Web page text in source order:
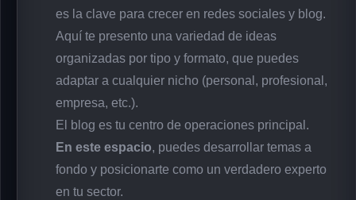
es la clave para crecer en redes sociales y blog.
Aquí te presento una variedad de ideas
organizadas por tipo y formato, que puedes
adaptar a cualquier nicho (personal, profesional,
empresa, etc.).
El blog es tu centro de operaciones principal.
En este espacio, puedes desarrollar temas a
fondo y posicionarte como un verdadero experto
en tu sector.